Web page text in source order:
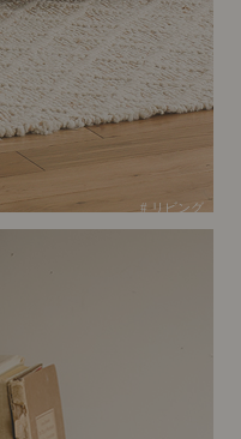
# リビング